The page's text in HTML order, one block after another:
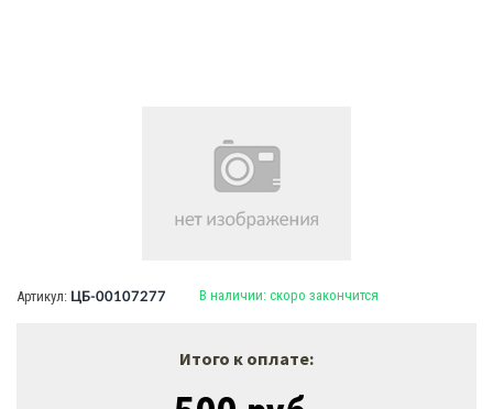
Артикул: ЦБ-00107277 В наличии: скоро закончится
Итого к оплате: